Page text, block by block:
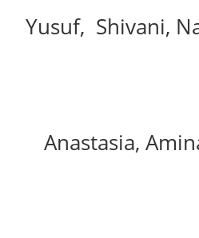
Yusuf, Shivani,
Anastasia,